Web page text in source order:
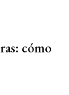
cómo